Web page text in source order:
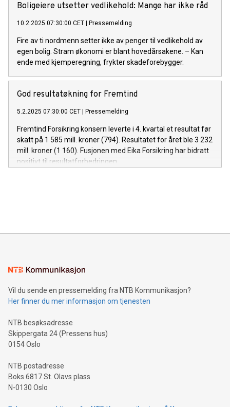
Boligeiere utsetter vedlikehold: Mange har ikke råd
10.2.2025 07:30:00 CET | Pressemelding
Fire av ti nordmenn setter ikke av penger til vedlikehold av
egen bolig. Stram økonomi er blant hovedårsakene. – Kan
ende med kjemperegning, frykter skadeforebygger.
God resultatøkning for Fremtind
5.2.2025 07:30:00 CET | Pressemelding
Fremtind Forsikring konsern leverte i 4. kvartal et resultat før
skatt på 1 585 mill. kroner (794). Resultatet for året ble 3 232
mill. kroner (1 160). Fusjonen med Eika Forsikring har bidratt
positivt til resultatforbedringen.
Vil du sende en pressemelding fra NTB Kommunikasjon?
Her finner du mer informasjon om tjenesten
NTB besøksadresse
Skippergata 24 (Pressens hus)
0154 Oslo
NTB postadresse
Boks 6817 St. Olavs plass
N-0130 Oslo